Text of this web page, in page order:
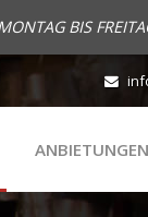
BIS
ANBIETUNGEN